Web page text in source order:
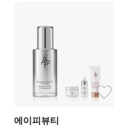
에이피뷰티